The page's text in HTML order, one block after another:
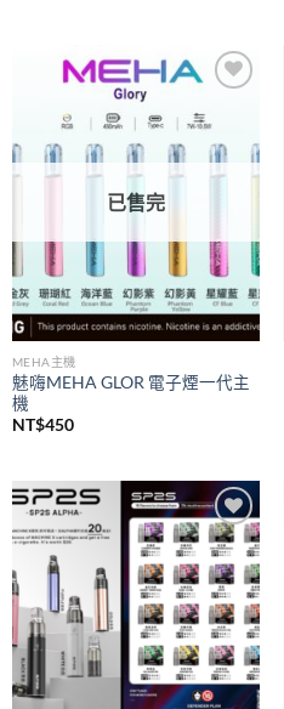
wishlist
已售完
MEHA主機
魅嗨MEHA GLOR 電子煙一代主
機
NT$450
Add to
wishlist